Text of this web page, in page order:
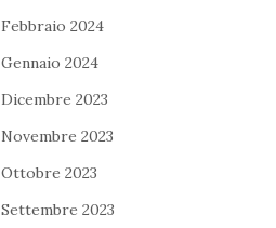
Febbraio 2024
Gennaio 2024
Dicembre 2023
Novembre 2023
Ottobre 2023
Settembre 2023